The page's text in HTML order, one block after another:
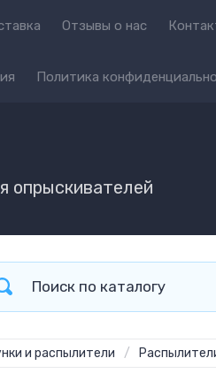
Отзывы о нас
Политика
опрыскивателей
и распылители /